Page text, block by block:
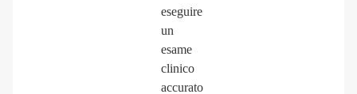
eseguire
un
esame
clinico
accurato